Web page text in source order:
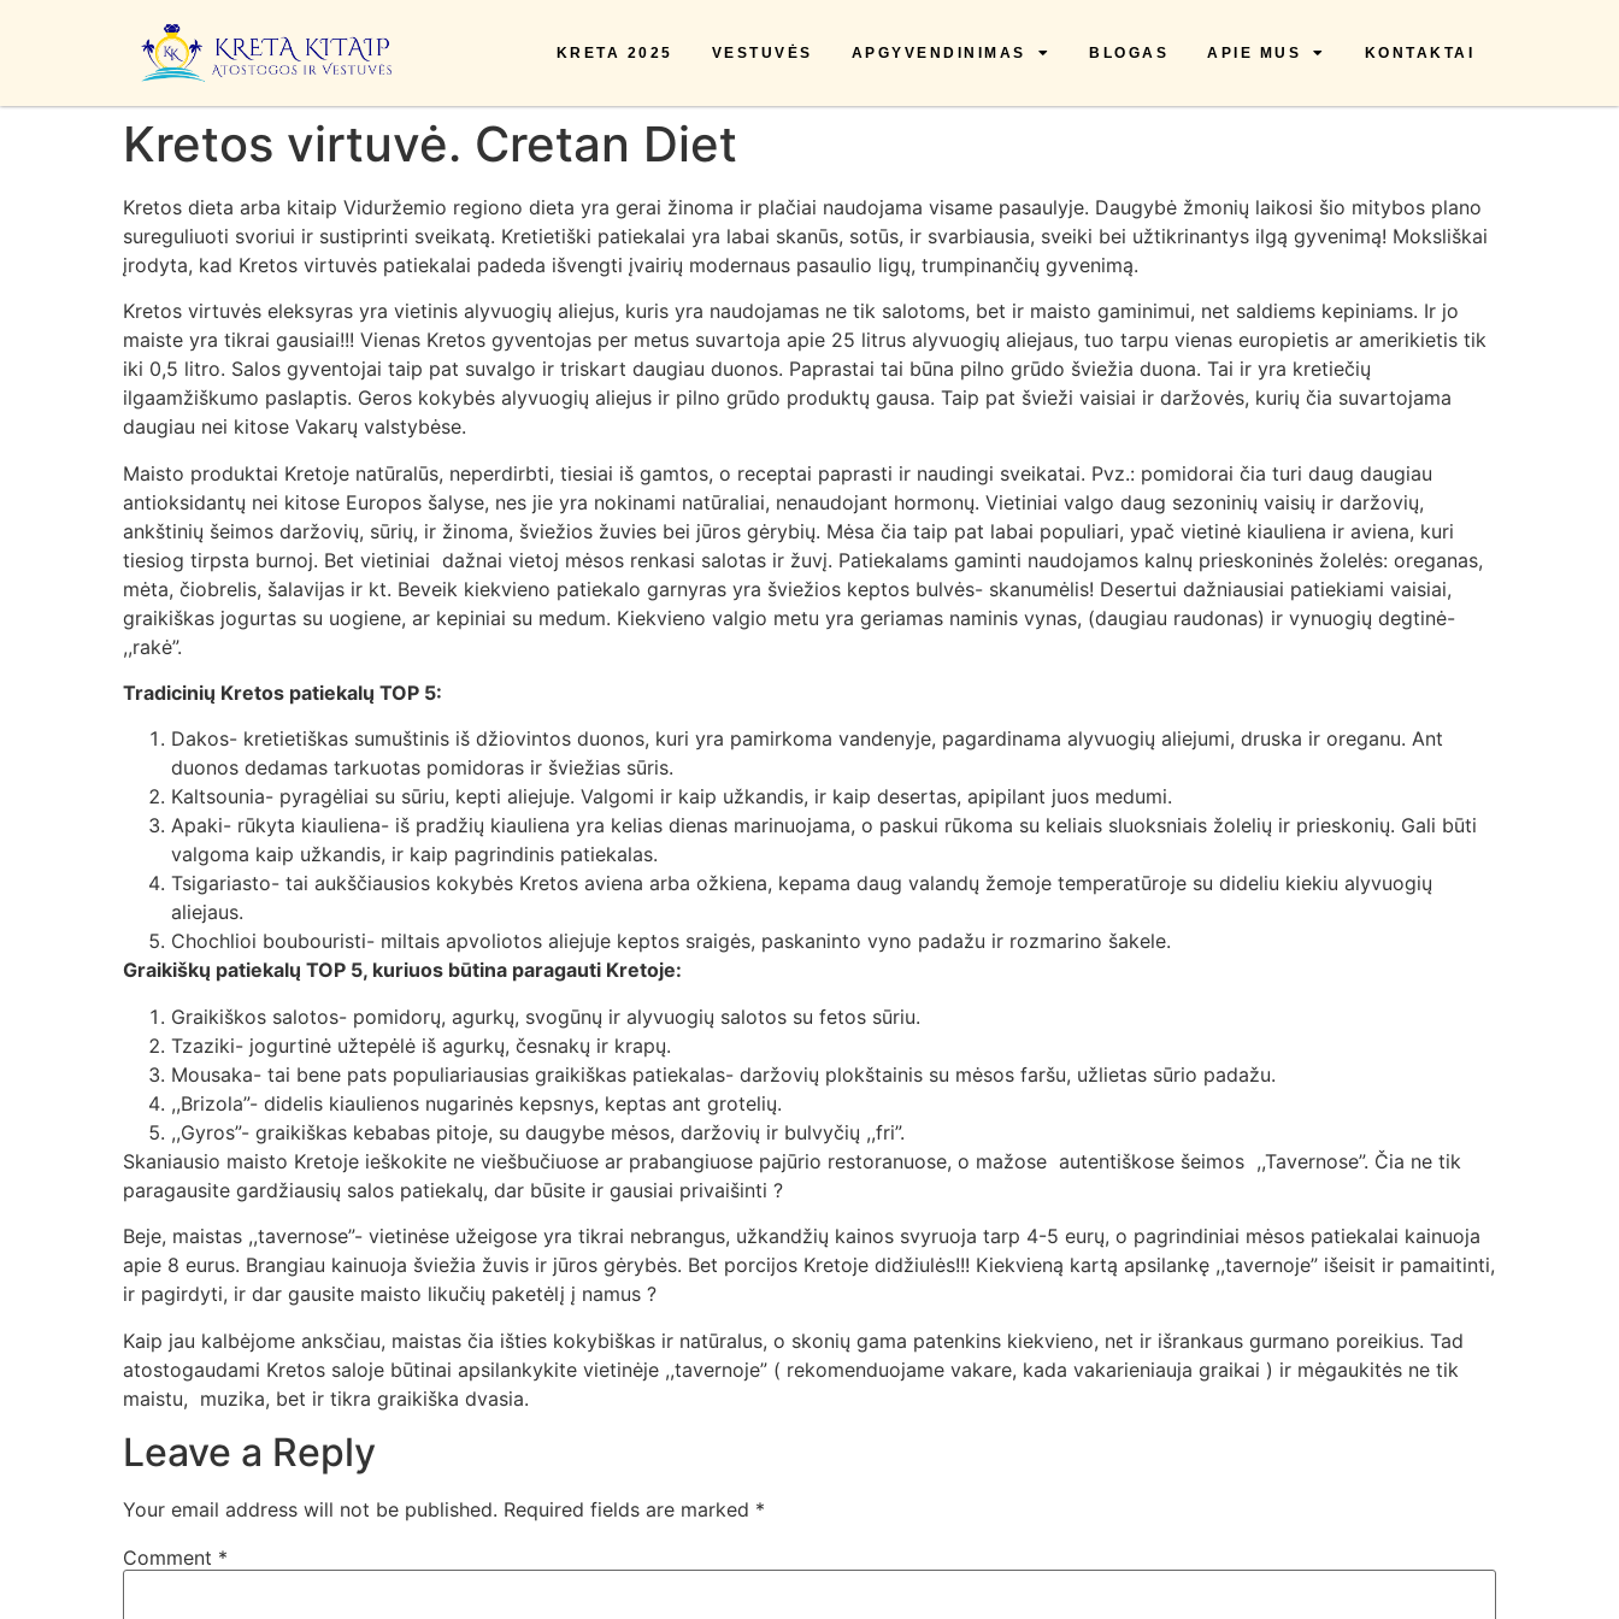
KRETA 2025 VESTUVĖS APGYVENDINIMAS BLOGAS APIE MUS KONTAKTAI
Kretos virtuvė. Cretan Diet
Kretos dieta arba kitaip Viduržemio regiono dieta yra gerai žinoma ir plačiai naudojama visame pasaulyje. Daugybė žmonių laikosi šio mitybos plano
sureguliuoti svoriui ir sustiprinti sveikatą. Kretietiški patiekalai yra labai skanūs, sotūs, ir svarbiausia, sveiki bei užtikrinantys ilgą gyvenimą! Moksliškai
įrodyta, kad Kretos virtuvės patiekalai padeda išvengti įvairių modernaus pasaulio ligų, trumpinančių gyvenimą.
Kretos virtuvės eleksyras yra vietinis alyvuogių aliejus, kuris yra naudojamas ne tik salotoms, bet ir maisto gaminimui, net saldiems kepiniams. Ir jo
maiste yra tikrai gausiai!!! Vienas Kretos gyventojas per metus suvartoja apie 25 litrus alyvuogių aliejaus, tuo tarpu vienas europietis ar amerikietis tik
iki 0,5 litro. Salos gyventojai taip pat suvalgo ir triskart daugiau duonos. Paprastai tai būna pilno grūdo šviežia duona. Tai ir yra kretiečių
ilgaamžiškumo paslaptis. Geros kokybės alyvuogių aliejus ir pilno grūdo produktų gausa. Taip pat švieži vaisiai ir daržovės, kurių čia suvartojama
daugiau nei kitose Vakarų valstybėse.
Maisto produktai Kretoje natūralūs, neperdirbti, tiesiai iš gamtos, o receptai paprasti ir naudingi sveikatai. Pvz.: pomidorai čia turi daug daugiau
antioksidantų nei kitose Europos šalyse, nes jie yra nokinami natūraliai, nenaudojant hormonų. Vietiniai valgo daug sezoninių vaisių ir daržovių,
ankštinių šeimos daržovių, sūrių, ir žinoma, šviežios žuvies bei jūros gėrybių. Mėsa čia taip pat labai populiari, ypač vietinė kiauliena ir aviena, kuri
tiesiog tirpsta burnoj. Bet vietiniai dažnai vietoj mėsos renkasi salotas ir žuvį. Patiekalams gaminti naudojamos kalnų prieskoninės žolelės: oreganas,
mėta, čiobrelis, šalavijas ir kt. Beveik kiekvieno patiekalo garnyras yra šviežios keptos bulvės- skanumėlis! Desertui dažniausiai patiekiami vaisiai,
graikiškas jogurtas su uogiene, ar kepiniai su medum. Kiekvieno valgio metu yra geriamas naminis vynas, (daugiau raudonas) ir vynuogių degtinė-
,,rakė”.
Tradicinių Kretos patiekalų TOP 5:
Dakos- kretietiškas sumuštinis iš džiovintos duonos, kuri yra pamirkoma vandenyje, pagardinama alyvuogių aliejumi, druska ir oreganu. Ant
duonos dedamas tarkuotas pomidoras ir šviežias sūris.
Kaltsounia- pyragėliai su sūriu, kepti aliejuje. Valgomi ir kaip užkandis, ir kaip desertas, apipilant juos medumi.
Apaki- rūkyta kiauliena- iš pradžių kiauliena yra kelias dienas marinuojama, o paskui rūkoma su keliais sluoksniais žolelių ir prieskonių. Gali būti
valgoma kaip užkandis, ir kaip pagrindinis patiekalas.
Tsigariasto- tai aukščiausios kokybės Kretos aviena arba ožkiena, kepama daug valandų žemoje temperatūroje su dideliu kiekiu alyvuogių
aliejaus.
Chochlioi boubouristi- miltais apvoliotos aliejuje keptos sraigės, paskaninto vyno padažu ir rozmarino šakele.
Graikiškų patiekalų TOP 5, kuriuos būtina paragauti Kretoje:
Graikiškos salotos- pomidorų, agurkų, svogūnų ir alyvuogių salotos su fetos sūriu.
Tzaziki- jogurtinė užtepėlė iš agurkų, česnakų ir krapų.
Mousaka- tai bene pats populiariausias graikiškas patiekalas- daržovių plokštainis su mėsos faršu, užlietas sūrio padažu.
,,Brizola”- didelis kiaulienos nugarinės kepsnys, keptas ant grotelių.
,,Gyros”- graikiškas kebabas pitoje, su daugybe mėsos, daržovių ir bulvyčių ,,fri”.
Skaniausio maisto Kretoje ieškokite ne viešbučiuose ar prabangiuose pajūrio restoranuose, o mažose autentiškose šeimos ,,Tavernose”. Čia ne tik
paragausite gardžiausių salos patiekalų, dar būsite ir gausiai privaišinti ?
Beje, maistas ,,tavernose”- vietinėse užeigose yra tikrai nebrangus, užkandžių kainos svyruoja tarp 4-5 eurų, o pagrindiniai mėsos patiekalai kainuoja
apie 8 eurus. Brangiau kainuoja šviežia žuvis ir jūros gėrybės. Bet porcijos Kretoje didžiulės!!! Kiekvieną kartą apsilankę ,,tavernoje” išeisit ir pamaitinti,
ir pagirdyti, ir dar gausite maisto likučių paketėlį į namus ?
Kaip jau kalbėjome anksčiau, maistas čia išties kokybiškas ir natūralus, o skonių gama patenkins kiekvieno, net ir išrankaus gurmano poreikius. Tad
atostogaudami Kretos saloje būtinai apsilankykite vietinėje ,,tavernoje” ( rekomenduojame vakare, kada vakarieniauja graikai ) ir mėgaukitės ne tik
maistu, muzika, bet ir tikra graikiška dvasia.
Leave a Reply
Your email address will not be published. Required fields are marked *
Comment *